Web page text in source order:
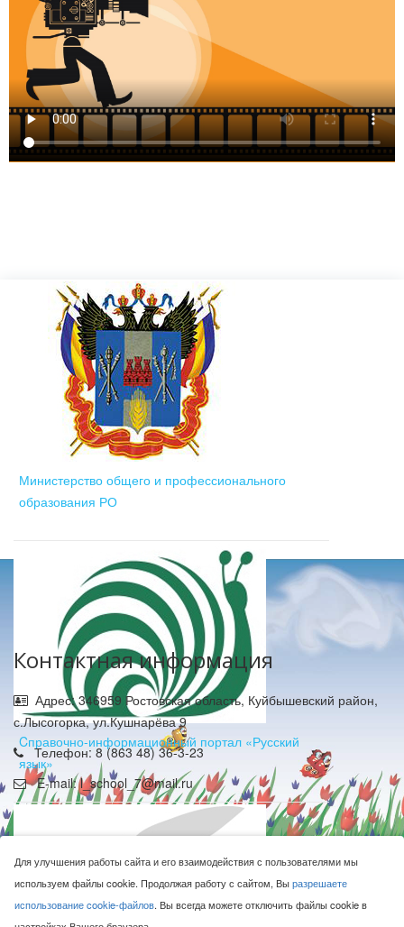
Министерство общего и профессионального
образования РО
Cправочно-информационный портал «Русский
язык»
Контактная информация
Адрес: 346959 Ростовская область, Куйбышевский район,
с.Лысогорка, ул.Кушнарёва 9
Телефон: 8 (863 48) 36-3-23
E-mail: l_school_7@mail.ru
МБОУ Лысогорская СОШ © 2016-2026
Для улучшения работы сайта и его взаимодействия с пользователями мы
используем файлы cookie. Продолжая работу с сайтом, Выразрешаете
использование cookie-файлов. Вы всегда можете отключить файлы cookie в